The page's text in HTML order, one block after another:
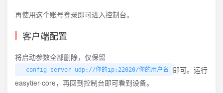
再使用这个账号登录即可进入控制台。
客户端配置
将启动参数全部删除，仅保留
--config-server udp://你的ip:22020/你的用户名
即可。运行
easytier-core，再回到控制台即可看到设备。